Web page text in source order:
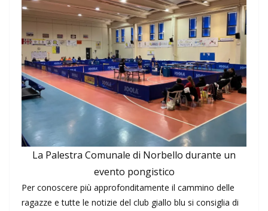
La Palestra Comunale di Norbello durante un
evento pongistico
Per conoscere più approfonditamente il cammino delle
ragazze e tutte le notizie del club giallo blu si consiglia di